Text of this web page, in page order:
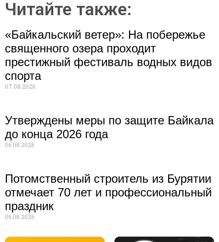
Читайте также:
«Байкальский ветер»: На побережье
священного озера проходит
престижный фестиваль водных видов
спорта
07.08.2026
Утверждены меры по защите Байкала
до конца 2026 года
06.08.2026
Потомственный строитель из Бурятии
отмечает 70 лет и профессиональный
праздник
06.08.2026